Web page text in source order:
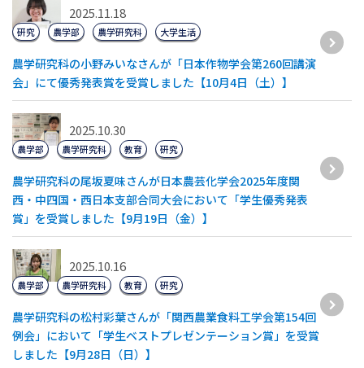
2025.11.18
農学研究科の小野みいなさんが「日本作物学会第260回講演
会」にて優秀発表賞を受賞しました【10月4日（土）】
研究 農学部 農学研究科 大学生活
2025.10.30
農学研究科の尾坂夏味さんが日本農芸化学会2025年度関
西・中四国・西日本支部合同大会において「学生優秀発表
賞」を受賞しました【9月19日（金）】
農学部 農学研究科 教育 研究
2025.10.16
農学研究科の松村彩葉さんが「関西農業食料工学会第154回
例会」において「学生ベストプレゼンテーション賞」を受賞
しました【9月28日（日）】
農学部 農学研究科 教育 研究